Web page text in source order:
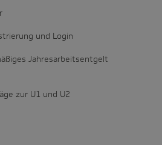
und Login
Jahresarbeitsentgelt
zur U1 und U2